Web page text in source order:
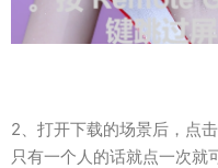
2、打开下载的场景后，点
只有一个人的话就点一次就